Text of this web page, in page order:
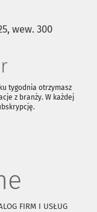
wew. 300
tygodnia otrzymasz
z branży. W każdej
FIRM I USŁUG